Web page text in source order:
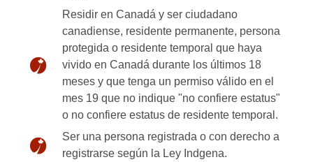
Residir en Canadá y ser ciudadano
canadiense, residente permanente, persona
protegida o residente temporal que haya
vivido en Canadá durante los últimos 18
meses y que tenga un permiso válido en el
mes 19 que no indique "no confiere estatus"
o no confiere estatus de residente temporal.
Ser una persona registrada o con derecho a
registrarse según la Ley Indgena.